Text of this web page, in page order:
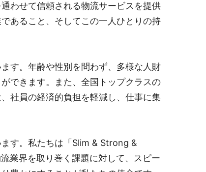
わせて信頼される物流サービスを提供
あること、そしてこの一人ひとりの持
す。年齢や性別を問わず、多様な人財
できます。また、全国トップクラスの
社員の経済的負担を軽減し、仕事に集
す。私たちは「Slim & Strong &
業界を取り巻く課題に対して、スピー